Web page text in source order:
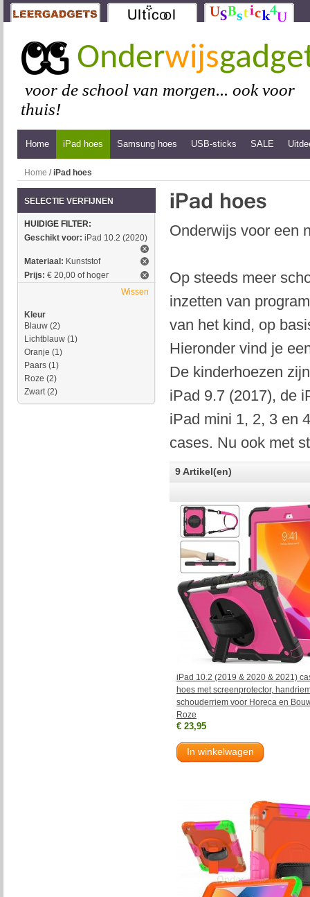
Onderwijs
voor de school van morgen... ook voor
thuis!
Home iPad hoes Samsung hoes USB-sticks SALE
Home /iPad hoes
Onderwijs voor een
Op steeds meer
inzetten van
van het kind, op
Hieronder vind je
De kinderhoezen
iPad 9.7 (2017), de
iPad mini 1, 2, 3 en
cases. Nu ook met
9 Artikel(en)
iPad 10.2 (2019 & 2020 & 2021)
hoes met screenprotector,
schouderriem voor Horeca en
Roze
€ 23,95
In winkelwagen
SELECTIE VERFIJNEN
HUIDIGE FILTER:
Geschikt voor: iPad 10.2 (2020)
Materiaal: Kunststof
Prijs: € 20,00 of hoger
Wissen
Kleur
Blauw (2)
Lichtblauw (1)
Oranje (1)
Paars (1)
Roze (2)
Zwart(2)